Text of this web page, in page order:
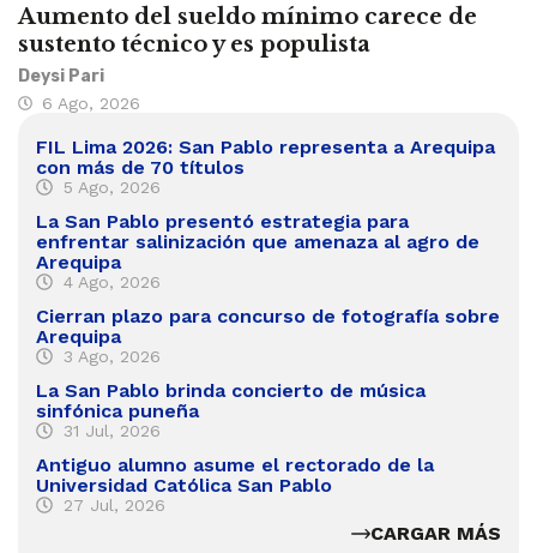
Aumento del sueldo mínimo carece de
sustento técnico y es populista
Deysi Pari
6 Ago, 2026
FIL Lima 2026: San Pablo representa a Arequipa
con más de 70 títulos
5 Ago, 2026
La San Pablo presentó estrategia para
enfrentar salinización que amenaza al agro de
Arequipa
4 Ago, 2026
Cierran plazo para concurso de fotografía sobre
Arequipa
3 Ago, 2026
La San Pablo brinda concierto de música
sinfónica puneña
31 Jul, 2026
Antiguo alumno asume el rectorado de la
Universidad Católica San Pablo
27 Jul, 2026
CARGAR MÁS